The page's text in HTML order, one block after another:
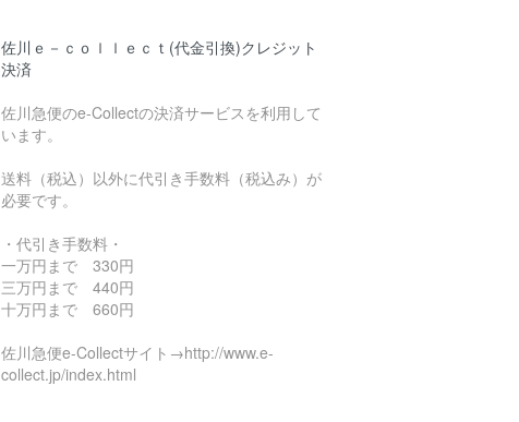
佐川ｅ－ｃｏｌｌｅｃｔ(代金引換)クレジット
決済
佐川急便のe-Collectの決済サービスを利用して
います。
送料（税込）以外に代引き手数料（税込み）が
必要です。
・代引き手数料・
一万円まで 330円
三万円まで 440円
十万円まで 660円
佐川急便e-Collectサイト→http://www.e-
collect.jp/index.html